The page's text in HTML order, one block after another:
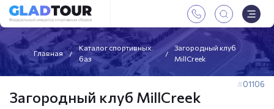
Главная
Каталог спортивных
баз
Загородный клуб
MillCreek
01106
Загородный клуб MillCreek